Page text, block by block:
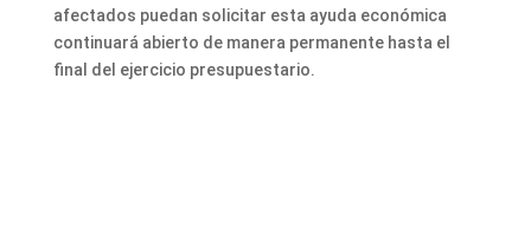
afectados puedan solicitar esta ayuda económica
continuará abierto de manera permanente hasta el
final del ejercicio presupuestario.